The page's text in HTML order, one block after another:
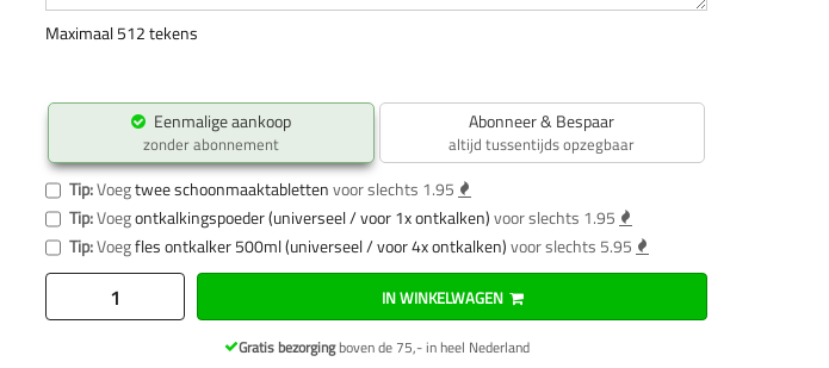
Maximaal 512 tekens
Eenmalige aankoop
zonder abonnement
Abonneer & Bespaar
altijd tussentijds opzegbaar
Tip:Voegtwee schoonmaaktablettenvoor slechts 1.95
Tip:Voegontkalkingspoeder (universeel / voor 1x ontkalken)voor slechts 1.95
Tip:Voegfles ontkalker 500ml (universeel / voor 4x ontkalken)voor slechts 5.95
IN WINKELWAGEN
Gratis bezorgingboven de 75,- in heel Nederland